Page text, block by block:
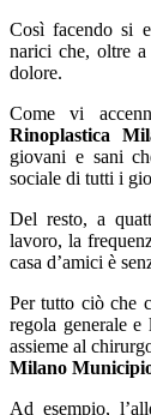
Così facendo si
narici che, oltre a
dolore.
Come vi
Rinoplastica
giovani e sani
sociale di tutti i
Del resto, a
lavoro, la
casa d’amici è
Per tutto ciò che
regola generale e
assieme al
Milano
Ad esempio,